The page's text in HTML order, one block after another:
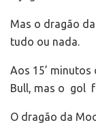
Mas o dragão
tudo ou nada.
Aos 15’ minutos
Bull, mas o gol
O dragão da